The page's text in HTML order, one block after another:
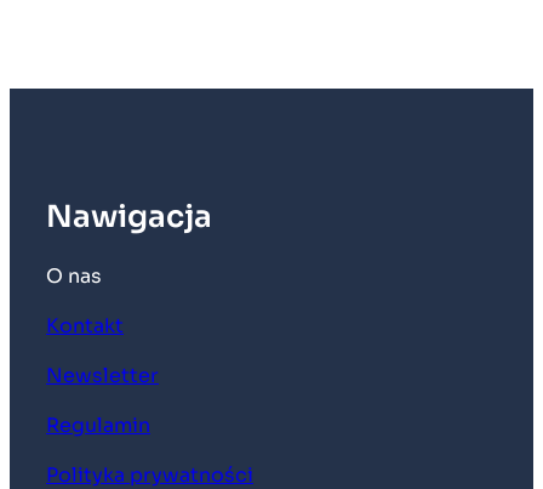
Nawigacja
O nas
Kontakt
Newsletter
Regulamin
Polityka prywatności